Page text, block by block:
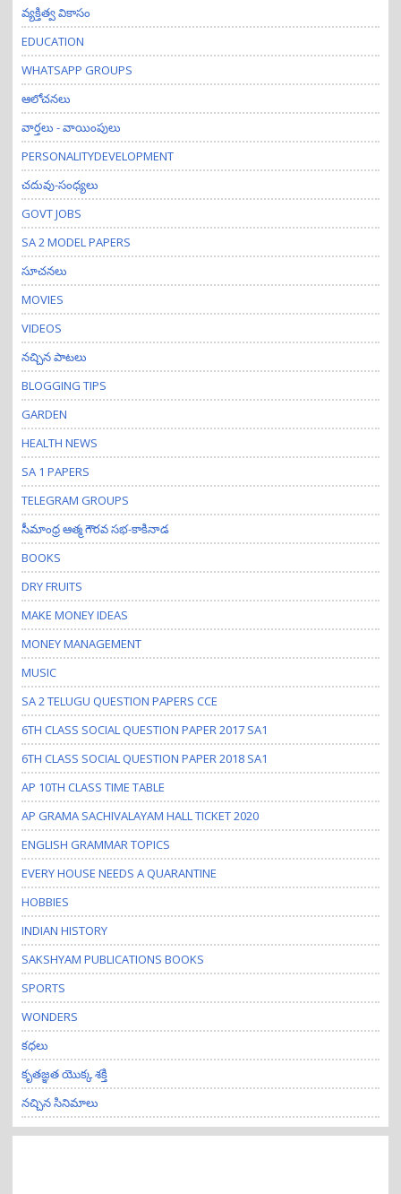
వ్యక్తిత్వ వికాసం
EDUCATION
WHATSAPP GROUPS
ఆలోచనలు
వార్తలు - వాయింపులు
PERSONALITYDEVELOPMENT
చదువు-సంధ్యలు
GOVT JOBS
SA 2 MODEL PAPERS
సూచనలు
MOVIES
VIDEOS
నచ్చిన పాటలు
BLOGGING TIPS
GARDEN
HEALTH NEWS
SA 1 PAPERS
TELEGRAM GROUPS
సీమాంధ్ర ఆత్మ గౌరవ సభ-కాకినాడ
BOOKS
DRY FRUITS
MAKE MONEY IDEAS
MONEY MANAGEMENT
MUSIC
SA 2 TELUGU QUESTION PAPERS CCE
6TH CLASS SOCIAL QUESTION PAPER 2017 SA1
6TH CLASS SOCIAL QUESTION PAPER 2018 SA1
AP 10TH CLASS TIME TABLE
AP GRAMA SACHIVALAYAM HALL TICKET 2020
ENGLISH GRAMMAR TOPICS
EVERY HOUSE NEEDS A QUARANTINE
HOBBIES
INDIAN HISTORY
SAKSHYAM PUBLICATIONS BOOKS
SPORTS
WONDERS
కధలు
కృతజ్ఞత యొక్క శక్తి
నచ్చిన సినిమాలు